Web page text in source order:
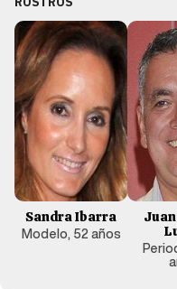
Sandra Ibarra
Modelo, 52 años